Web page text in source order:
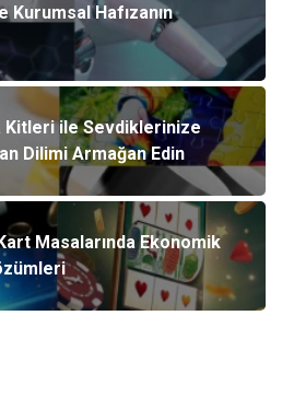
Kurumsal Hafızanın
Kitleri ile Sevdiklerinize
Dilimi Armağan Edin
Masalarında Ekonomik